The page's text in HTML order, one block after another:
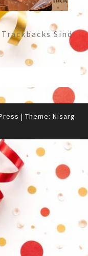
Sind
| Theme: Nisarg